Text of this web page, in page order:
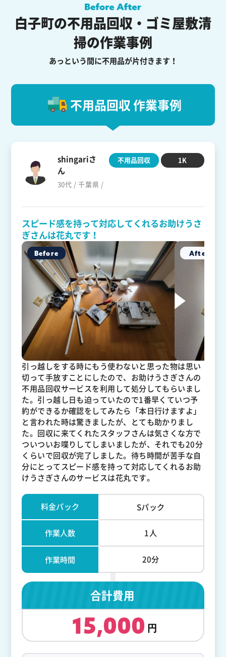
白子町の不用品回収・ゴミ屋敷清
掃の作業事例
あっという間に不用品が片付きます！
不用品回収 作業事例
shingariさ
ん
30代 / 千葉県 /
不用品回収 1K
スピード感を持って対応してくれるお助けうさ
ぎさんは花丸です！
引っ越しをする時にもう使わないと思った物は思い
切って手放すことにしたので、お助けうさぎさんの
不用品回収サービスを利用して処分してもらいまし
た。引っ越し日も迫っていたので1番早くていつ予
約ができるか確認をしてみたら「本日行けますよ」
と言われた時は驚きましたが、とても助かりまし
た。回収に来てくれたスタッフさんは気さくな方で
ついついお喋りしてしまいましたが、それでも20分
くらいで回収が完了しました。待ち時間が苦手な自
分にとってスピード感を持って対応してくれるお助
けうさぎさんのサービスは花丸です。
料金パック Sパック
作業人数 1人
作業時間 20分
合計費用
15,000